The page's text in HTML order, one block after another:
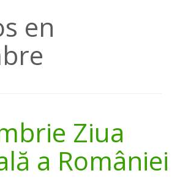
en
Ziua
a României